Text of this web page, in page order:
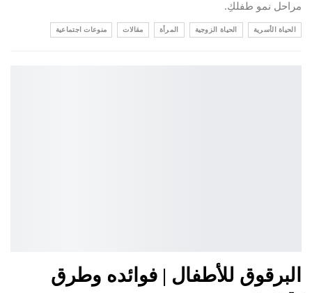
مراحل نمو طفلكِ.
الحياة الأسرية الحياة الزوجية المرأة مقالات منوعات اجتماعية
البرقوق للأطفال | فوائده وطرق